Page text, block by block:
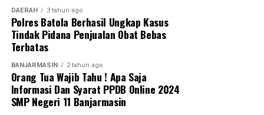
‎”Dan insyaallah dari hajat kita semua lewat bershalawat,
semoga dikabulkan oleh Allah SWT dan diridhai Baginda
Nabi Muhammad SAW,” tutur Habib Syech.
‎Habib Syech juga mengajak masyarakat untuk terus
menjaga rasa cinta, persaudaraan, dan kepedulian
antarsesama. Menurutnya, kebersamaan dan sikap
DAERAH 3 tahun ago
Polres Batola Berhasil Ungkap Kasus
Tindak Pidana Penjualan Obat Bebas
Terbatas
BANJARMASIN 2 tahun ago
Orang Tua Wajib Tahu ! Apa Saja
Informasi Dan Syarat PPDB Online 2024
SMP Negeri 11 Banjarmasin